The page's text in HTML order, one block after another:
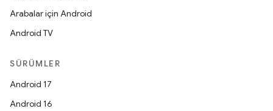
Arabalar için Android
Android TV
SÜRÜMLER
Android 17
Android 16